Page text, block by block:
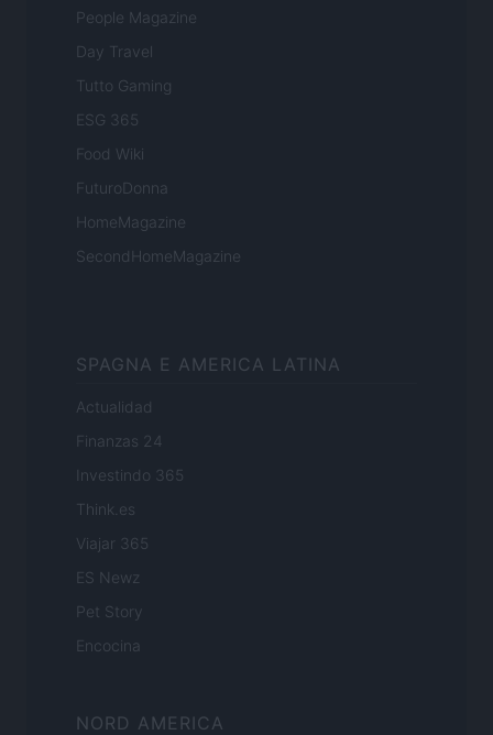
People Magazine
Day Travel
Tutto Gaming
ESG 365
Food Wiki
FuturoDonna
HomeMagazine
SecondHomeMagazine
SPAGNA E AMERICA LATINA
Actualidad
Finanzas 24
Investindo 365
Think.es
Viajar 365
ES Newz
Pet Story
Encocina
NORD AMERICA